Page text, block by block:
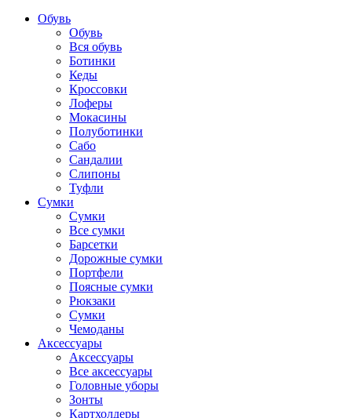
Обувь
Обувь
Вся обувь
Ботинки
Кеды
Кроссовки
Лоферы
Мокасины
Полуботинки
Сабо
Сандалии
Слипоны
Туфли
Сумки
Сумки
Все сумки
Барсетки
Дорожные сумки
Портфели
Поясные сумки
Рюкзаки
Сумки
Чемоданы
Аксессуары
Аксессуары
Все аксессуары
Головные уборы
Зонты
Картхолдеры